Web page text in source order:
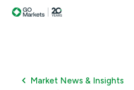
Market News & Insights